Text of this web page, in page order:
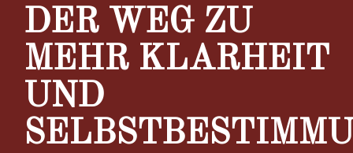
Image
DER WEG ZU
MEHR KLARHEIT
UND